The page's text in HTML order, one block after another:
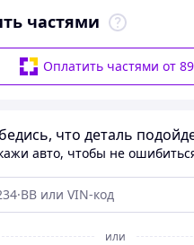
частями
Оплатить частями от
что деталь
авто, чтобы не
или